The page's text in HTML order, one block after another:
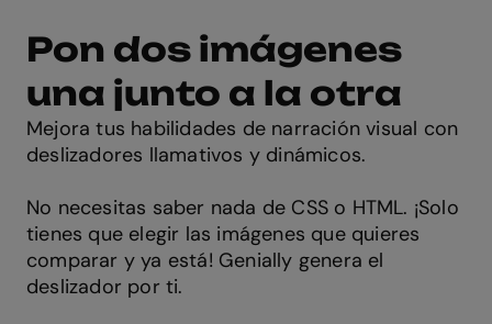
Pon dos imágenes
una junto a la otra
Mejora tus habilidades de narración visual con
deslizadores llamativos y dinámicos.
No necesitas saber nada de CSS o HTML. ¡Solo
tienes que elegir las imágenes que quieres
comparar y ya está! Genially genera el
deslizador por ti.